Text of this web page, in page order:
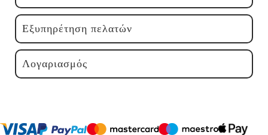
Εξυπηρέτηση πελατών
Λογαριασμός